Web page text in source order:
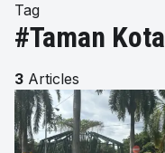
Tag
#Taman Kota
3 Articles